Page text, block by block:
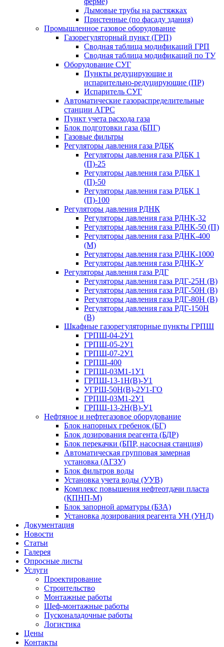
Дымовые трубы на растяжках
Пристенные (по фасаду здания)
Промышленное газовое оборудование
Газорегуляторный пункт (ГРП)
Сводная таблица модификаций ГРП
Сводная таблица модификаций по ТУ
Оборудование СУГ
Пункты редуцирующие и
испарительно-редуцирующие (ПР)
Испаритель СУГ
Автоматические газораспределительные
станции АГРС
Пункт учета расхода газа
Блок подготовки газа (БПГ)
Газовые фильтры
Регуляторы давления газа РДБК
Регуляторы давления газа РДБК 1
(П)-25
Регуляторы давления газа РДБК 1
(П)-50
Регуляторы давления газа РДБК 1
(П)-100
Регуляторы давления РДНК
Регуляторы давления газа РДНК-32
Регуляторы давления газа РДНК-50 (П)
Регуляторы давления газа РДНК-400
(М)
Регуляторы давления газа РДНК-1000
Регуляторы давления газа РДНК-У
Регуляторы давления газа РДГ
Регуляторы давления газа РДГ-25Н (В)
Регуляторы давления газа РДГ-50Н (В)
Регуляторы давления газа РДГ-80Н (В)
Регуляторы давления газа РДГ-150Н
(В)
Шкафные газорегуляторные пункты ГРПШ
ГРПШ-04-2У1
ГРПШ-05-2У1
ГРПШ-07-2У1
ГРПШ-400
ГРПШ-03М1-1У1
ГРПШ-13-1Н(В)-У1
УГРШ-50Н(В)-2У1-ГО
ГРПШ-03М1-2У1
ГРПШ-13-2Н(В)-У1
Нефтяное и нефтегазовое оборудование
Блок напорных гребенок (БГ)
Блок дозирования реагента (БДР)
Блок перекачки (БПР, насосная станция)
Автоматическая групповая замерная
установка (АГЗУ)
Блок фильтров воды
Установка учета воды (УУВ)
Комплекс повышения нефтеотдачи пласта
(КПНП-М)
Блок запорной арматуры (БЗА)
Установка дозирования реагента УН (УНД)
Документация
Новости
Статьи
Галерея
Опросные листы
Услуги
Проектирование
Строительство
Монтажные работы
Шеф-монтажные работы
Пусконаладочные работы
Логистика
Цены
Контакты